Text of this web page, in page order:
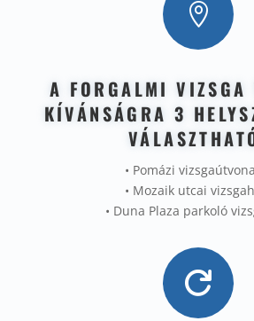

A FORGALMI VIZSGA
KÍVÁNSÁGRA 3
• Pomázi
• Mozaik utcai
• Duna Plaza parkoló
